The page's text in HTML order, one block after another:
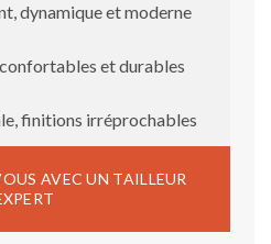
dynamique et moderne
et durables
finitions irréprochables
AVEC UN TAILLEUR